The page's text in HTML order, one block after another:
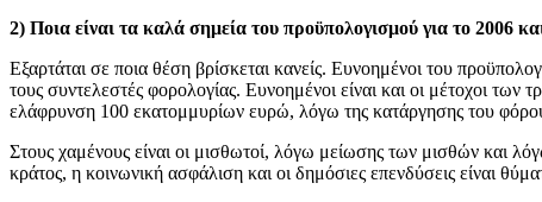
2) Ποια είναι τα καλά σημεία του προϋπολογισμού για το 2006
Εξαρτάται σε ποια θέση βρίσκεται κανείς. Ευνοημένοι του
τους συντελεστές φορολογίας. Ευνοημένοι είναι και οι μέτοχοι των
ελάφρυνση 100 εκατομμυρίων ευρώ, λόγω της κατάργησης του φόρου
Στους χαμένους είναι οι μισθωτοί, λόγω μείωσης των μισθών και
κράτος, η κοινωνική ασφάλιση και οι δημόσιες επενδύσεις είναι